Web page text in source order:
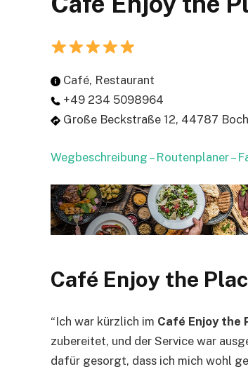
Café, Restaurant
+49 234 5098964
Große Beckstraße 12, 44787
Wegbeschreibung – Routenplaner –
Café Enjoy the
“Ich war kürzlich im Café Enjoy the
zubereitet, und der Service war
dafür gesorgt, dass ich mich wohl